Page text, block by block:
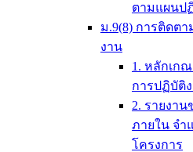
ตามแผนป
ม.9(8) การติดต
งาน
1. หลักเก
การปฏิบัติ
2. รายงา
ภายใน จำ
โครงการ